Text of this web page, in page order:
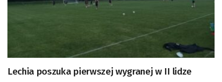
Lechia poszuka pierwszej wygranej w II lidze